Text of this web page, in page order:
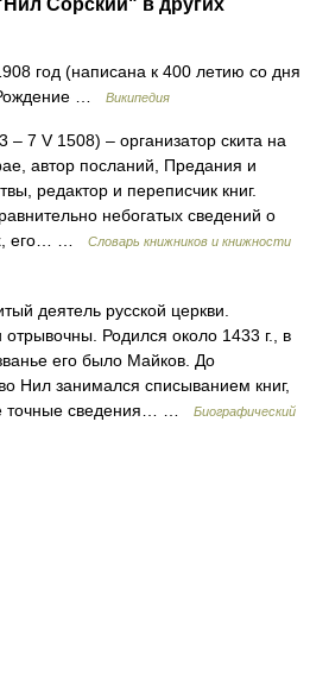
Сорский" в других
год (написана к 400 летию со дня
…
Википедия
– 7 V 1508) – организатор скита на
автор посланий, Предания и
редактор и переписчик книг.
небогатых сведений о
его… …
Словарь книжников и книжности
деятель русской церкви.
Родился около 1433 г., в
его было Майков. До
Нил занимался списыванием книг,
точные сведения… …
Биографический